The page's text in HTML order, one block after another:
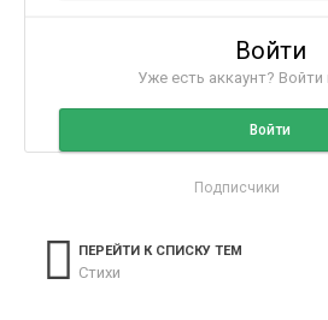
Войти
Уже есть аккаунт? Войти
Войти
Подписчики
ПЕРЕЙТИ К СПИСКУ ТЕМ
Стихи